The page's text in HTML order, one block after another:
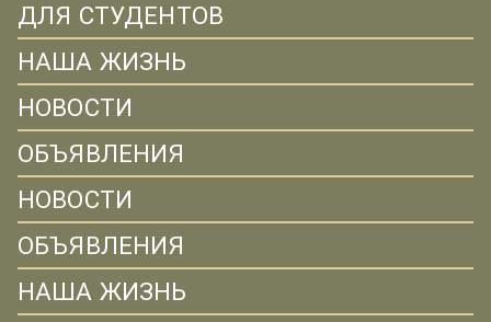
ДЛЯ СТУДЕНТОВ
НАША ЖИЗНЬ
НОВОСТИ
ОБЪЯВЛЕНИЯ
НОВОСТИ
ОБЪЯВЛЕНИЯ
НАША ЖИЗНЬ